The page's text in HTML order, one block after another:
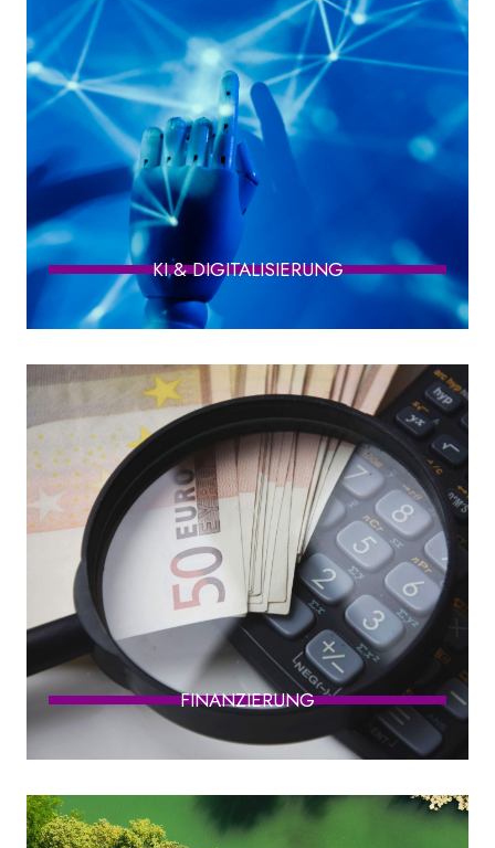
KI & DIGITALISIERUNG
FINANZIERUNG